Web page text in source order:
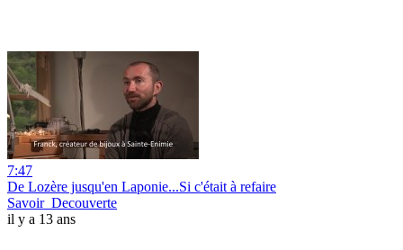
7:47
De Lozère jusqu'en Laponie...Si c'était à refaire
Savoir_Decouverte
il y a 13 ans